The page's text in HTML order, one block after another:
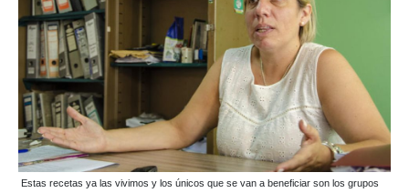
Estas recetas ya las vivimos y los únicos que se van a beneficiar son los grupos